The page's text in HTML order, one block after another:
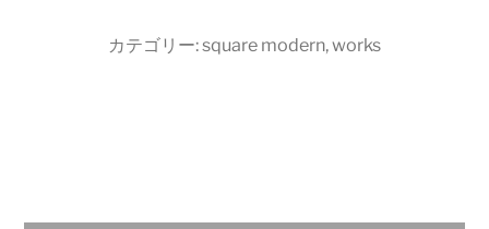
カテゴリー:square modern,works